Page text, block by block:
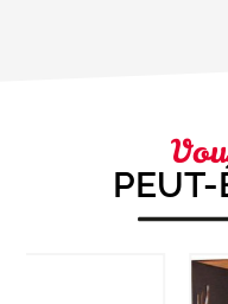
PEUT-